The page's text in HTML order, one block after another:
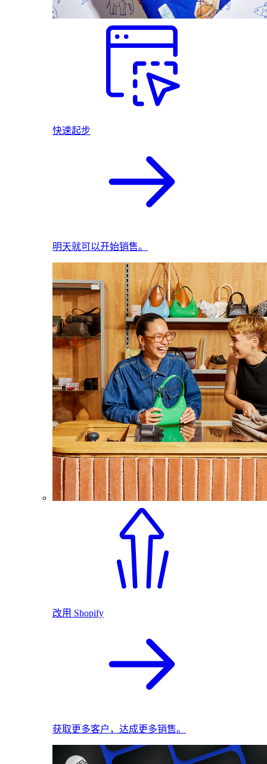
快速起步
明天就可以开始销售。
改用 Shopify
获取更多客户，达成更多销售。